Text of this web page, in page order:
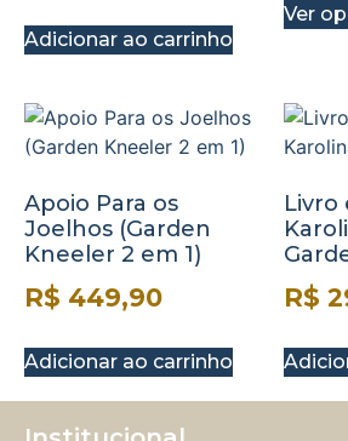
Adicionar ao carrinho
Ver
Apoio Para os
Joelhos (Garden
Kneeler 2 em 1)
R$ 449,90
Adicionar ao carrinho
Livro
R$